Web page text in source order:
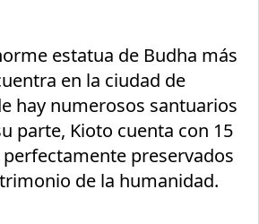
estatua de Budha más
en la ciudad de
hay numerosos santuarios
parte, Kioto cuenta con 15
preservados
de la humanidad.